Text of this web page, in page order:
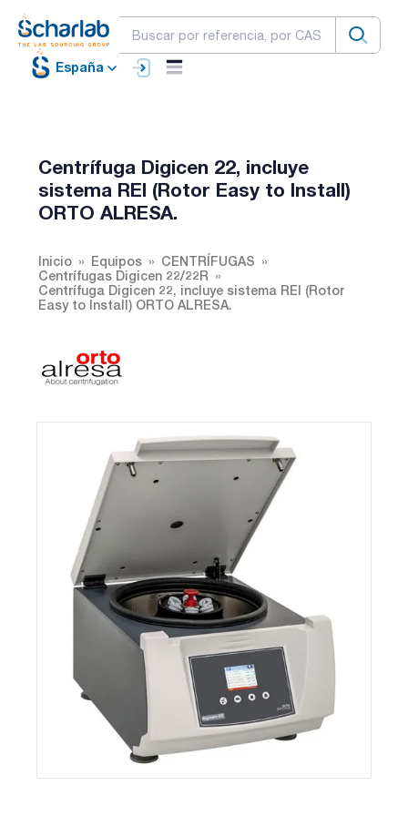
España
Centrífuga Digicen 22, incluye
sistema REI (Rotor Easy to Install)
ORTO ALRESA.
Inicio Equipos
CENTRÍFUGAS
Centrífugas Digicen 22/22R
Centrífuga Digicen 22, incluye sistema REI (Rotor
Easy to Install) ORTO ALRESA.